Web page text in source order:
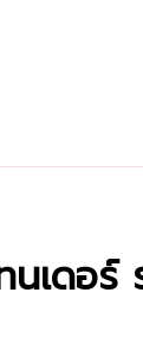
เดอร์